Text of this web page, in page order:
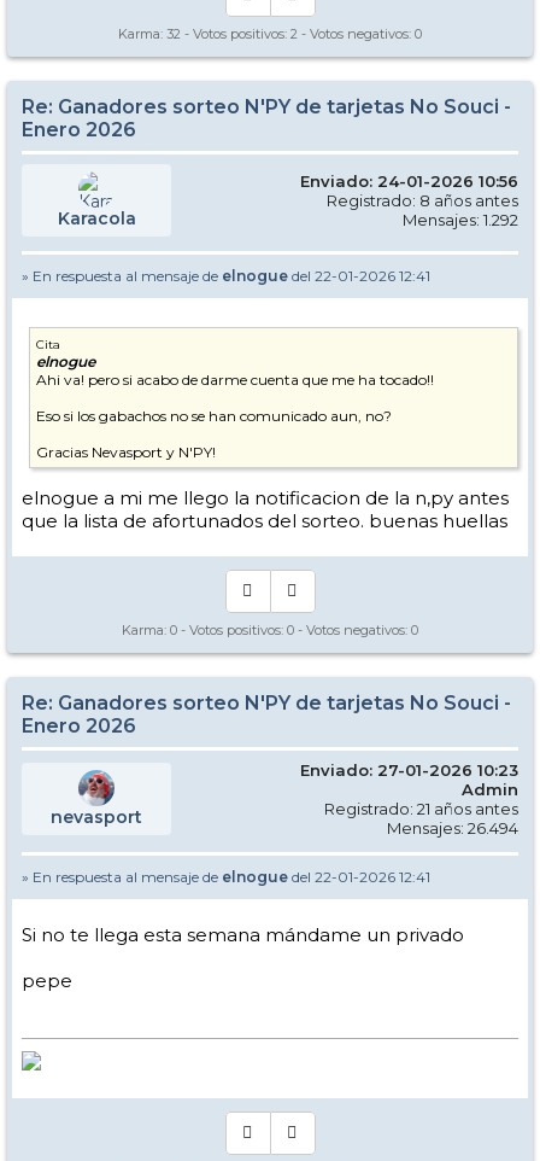
Karma: 32 - Votos positivos: 2 - Votos negativos: 0
Re: Ganadores sorteo N'PY de tarjetas No Souci -
Enero 2026
Karacola
Enviado: 24-01-2026 10:56
Registrado: 8 años antes
Mensajes: 1.292
» En respuesta al mensaje de elnogue del 22-01-2026 12:41
Cita
elnogue
Ahi va! pero si acabo de darme cuenta que me ha tocado!!
Eso si los gabachos no se han comunicado aun, no?
Gracias Nevasport y N'PY!
elnogue a mi me llego la notificacion de la n,py antes
que la lista de afortunados del sorteo. buenas huellas
Karma: 0 - Votos positivos: 0 - Votos negativos: 0
Re: Ganadores sorteo N'PY de tarjetas No Souci -
Enero 2026
nevasport
Enviado: 27-01-2026 10:23
Admin
Registrado: 21 años antes
Mensajes: 26.494
» En respuesta al mensaje de elnogue del 22-01-2026 12:41
Si no te llega esta semana mándame un privado
pepe